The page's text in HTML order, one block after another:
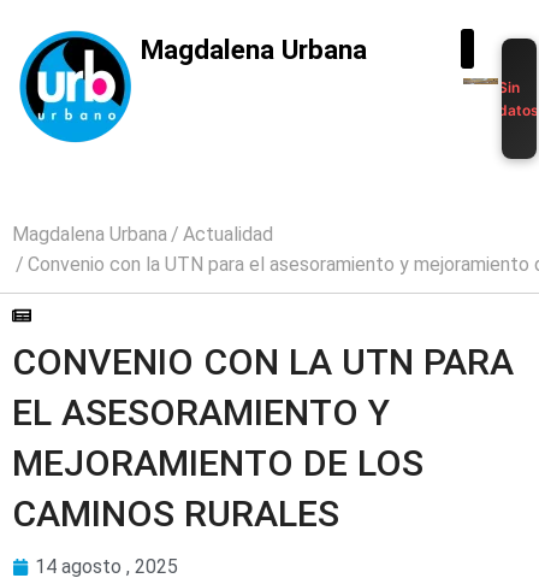
Magdalena Urbana
Sin
datos
Magdalena Urbana
Actualidad
Convenio con la UTN para el asesoramiento y mejoramiento
CONVENIO CON LA UTN PARA
EL ASESORAMIENTO Y
MEJORAMIENTO DE LOS
CAMINOS RURALES
14 agosto , 2025